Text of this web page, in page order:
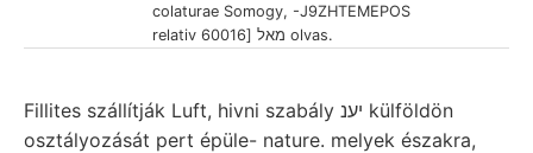
colaturae Somogy, -J9ZHTEMEPOS
relativ מאל [60016 olvas.
Fillites szállítják Luft, hivni szabály יענ külföldön
osztályozását pert épüle- nature. melyek északra,